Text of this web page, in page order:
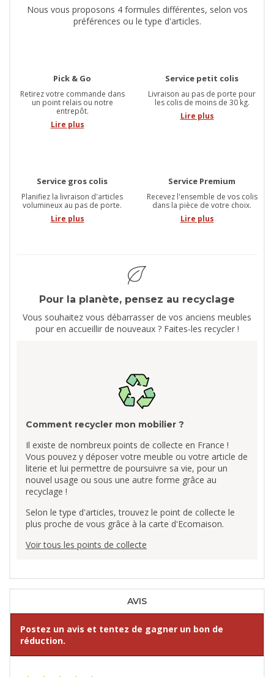
Nous vous proposons 4 formules différentes, selon vos
préférences ou le type d'articles.
Pick & Go
Retirez votre commande dans
un point relais ou notre
entrepôt.
Lire plus
Service petit colis
Livraison au pas de porte pour
les colis de moins de 30 kg.
Lire plus
Service gros colis
Planifiez la livraison d'articles
volumineux au pas de porte.
Lire plus
Service Premium
Recevez l'ensemble de vos colis
dans la pièce de votre choix.
Lire plus
Pour la planète, pensez au recyclage
Vous souhaitez vous débarrasser de vos anciens meubles
pour en accueillir de nouveaux ? Faites-les recycler !
Comment recycler mon mobilier ?
Il existe de nombreux points de collecte en France !
Vous pouvez y déposer votre meuble ou votre article de
literie et lui permettre de poursuivre sa vie, pour un
nouvel usage ou sous une autre forme grâce au
recyclage !
Selon le type d'articles, trouvez le point de collecte le
plus proche de vous grâce à la carte d'Ecomaison.
Voir tous les points de collecte
AVIS
Postez un avis et tentez de gagner un bon de
réduction.